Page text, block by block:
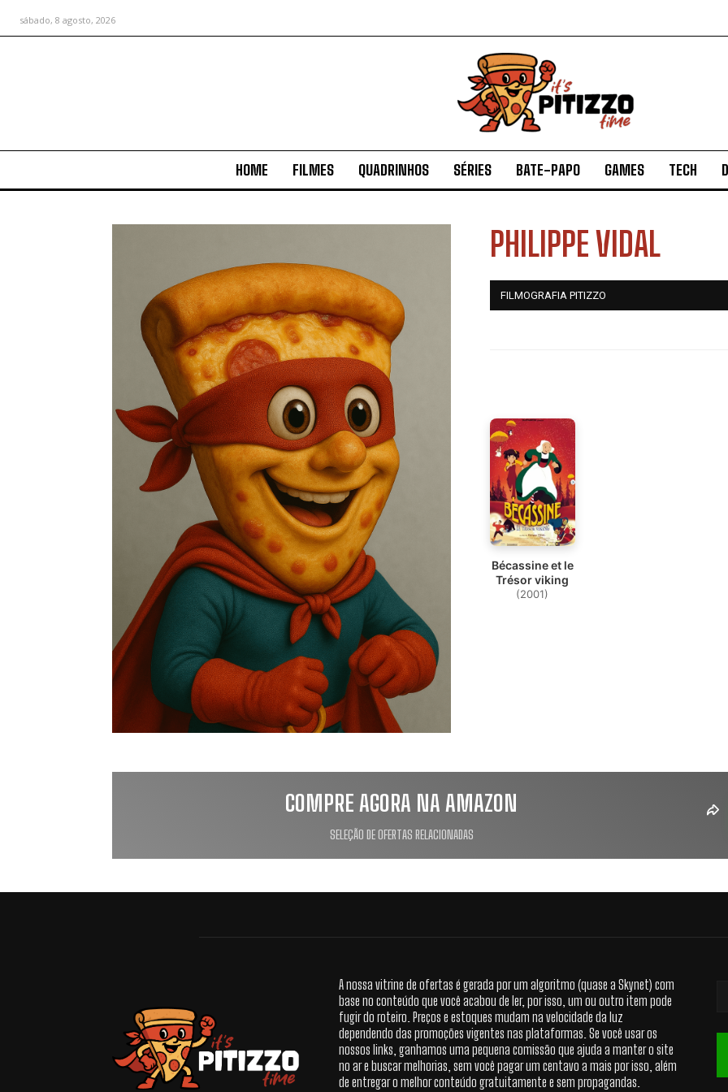
sábado, 8 agosto, 2026
HOME FILMES QUADRINHOS SÉRIES BATE-PAPO GAMES TECH
PHILIPPE VIDAL
FILMOGRAFIA PITIZZO
Bécassine et le
Trésor viking
(2001)
COMPRE AGORA NA AMAZON
SELEÇÃO DE OFERTAS RELACIONADAS
A nossa vitrine de ofertas é gerada por um algoritmo (quase a Skynet) com
base no conteúdo que você acabou de ler, por isso, um ou outro item pode
fugir do roteiro. Preços e estoques mudam na velocidade da luz
dependendo das promoções vigentes nas plataformas. Se você usar os
nossos links, ganhamos uma pequena comissão que ajuda a manter o site
no ar e buscar melhorias, sem você pagar um centavo a mais por isso, além
de entregar o melhor conteúdo gratuitamente e sem propagandas.